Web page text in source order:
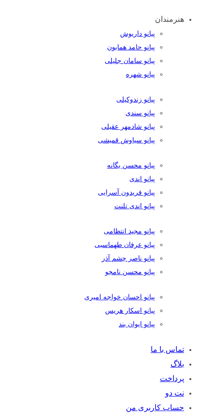
هنرمندان
پیانو داریوش
پیانو حامد همایون
پیانو سامان جلیلی
پیانو شهره
پیانو زندوکیلی
پیانو سندی
پیانو شادمهر عقیلی
پیانو سیاوش قمیشی
پیانو محسن یگانه
پیانو اندی
پیانو فریدون آسرایی
پیانو اندی تلنت
پیانو مجید انتظامی
پیانو عرفان طهماسبی
پیانو ناصر چشم آذر
پیانو محسن نامجو
پیانو احسان خواجه امیری
پیانو اسکار هریس
پیانو ایوان بند
تماس با ما
بلاگ
پرداخت
نت دو
حساب کاربری من